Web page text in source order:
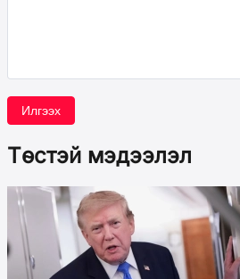
Илгээх
Төстэй мэдээлэл